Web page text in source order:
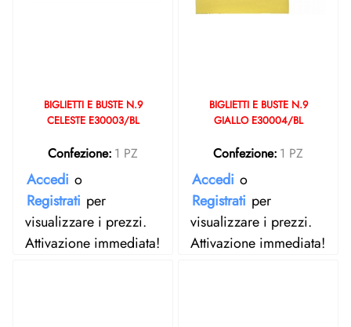
BIGLIETTI E BUSTE N.9
CELESTE E30003/BL
Confezione: 1 PZ
Accedi o
Registrati per
visualizzare i prezzi.
Attivazione immediata!
BIGLIETTI E BUSTE N.9
GIALLO E30004/BL
Confezione: 1 PZ
Accedi o
Registrati per
visualizzare i prezzi.
Attivazione immediata!